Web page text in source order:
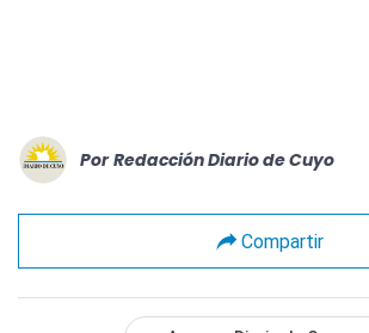
Por Redacción Diario de Cuyo
Compartir